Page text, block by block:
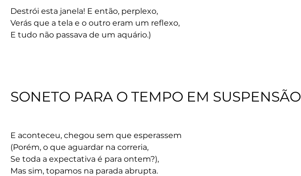
Destrói esta janela! E então, perplexo,
Verás que a tela e o outro eram um reflexo,
E tudo não passava de um aquário.)
SONETO PARA O TEMPO EM SUSPENSÃO
E aconteceu, chegou sem que esperassem
(Porém, o que aguardar na correria,
Se toda a expectativa é para ontem?),
Mas sim, topamos na parada abrupta.